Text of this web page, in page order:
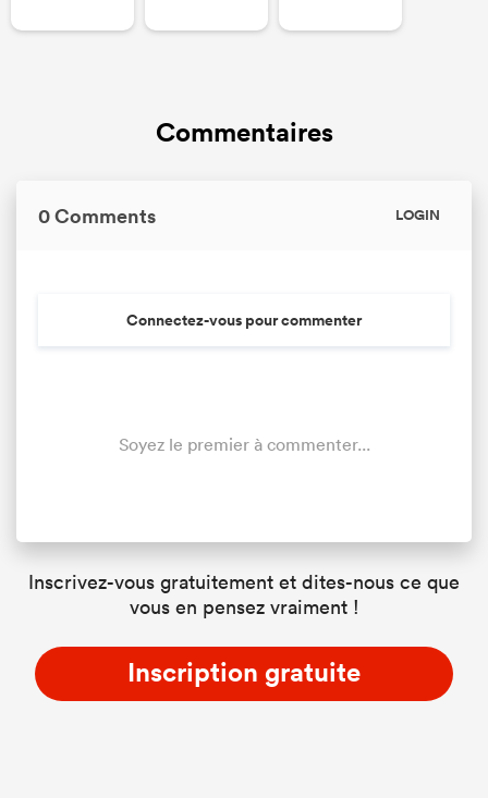
Commentaires
0 Comments LOGIN
Connectez-vous pour commenter
Soyez le premier à commenter...
Inscrivez-vous gratuitement et dites-nous ce que
vous en pensez vraiment !
Inscription gratuite